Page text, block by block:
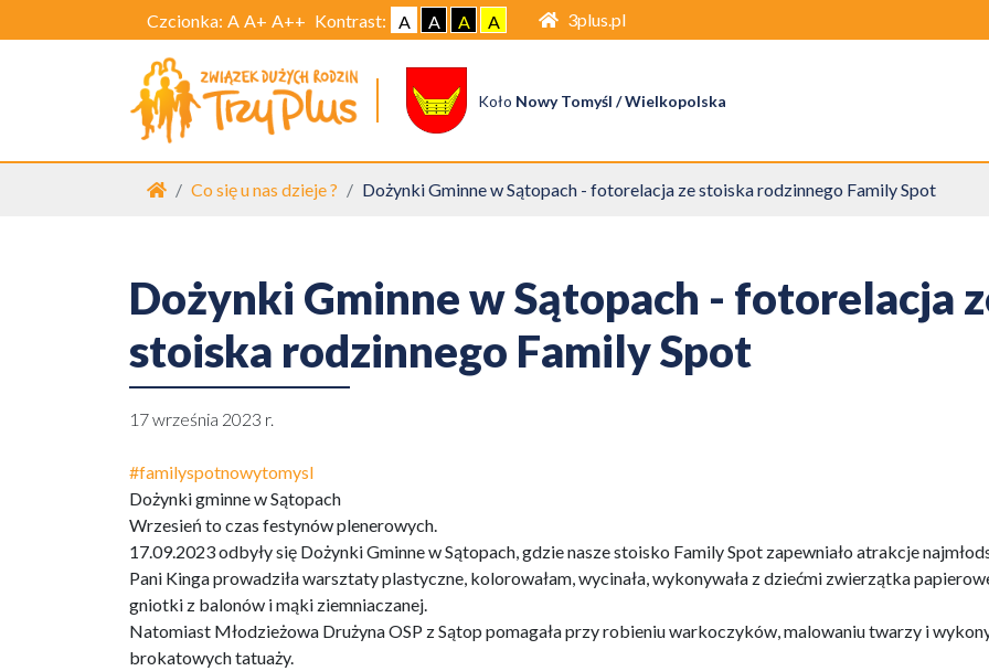
Czcionka: A A+ A++ Kontrast: A A A A 3plus.pl
Koło Nowy Tomyśl / Wielkopolska
Strona główna
Co się u nas dzieje ? Dożynki Gminne w Sątopach - fotorelacja ze stoiska rodzinnego Family Spot
Dożynki Gminne w Sątopach - fotorelacja
stoiska rodzinnego Family Spot
17 września 2023 r.
#familyspotnowytomysl
Dożynki gminne w Sątopach
Wrzesień to czas festynów plenerowych.
17.09.2023 odbyły się Dożynki Gminne w Sątopach, gdzie nasze stoisko Family Spot zapewniało atrakcje
Pani Kinga prowadziła warsztaty plastyczne, kolorowałam, wycinała, wykonywała z dziećmi zwierzątka
gniotki z balonów i mąki ziemniaczanej.
Natomiast Młodzieżowa Drużyna OSP z Sątop pomagała przy robieniu warkoczyków, malowaniu twarzy i
brokatowych tatuaży.